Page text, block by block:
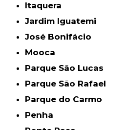
Itaquera
Jardim Iguatemi
José Bonifácio
Mooca
Parque São Lucas
Parque São Rafael
Parque do Carmo
Penha